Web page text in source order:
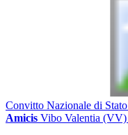
Convitto Nazionale di Stato
Amicis Vibo Valentia (VV)